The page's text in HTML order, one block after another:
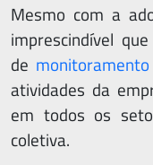
Mesmo com a
imprescindível
de
atividades da
em todos os
coletiva.